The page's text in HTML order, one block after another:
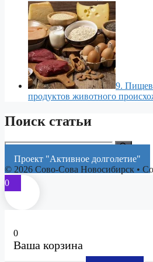
9.
продуктов животного
Поиск статьи
Поиск:
Проект "Активное долголетие"
© 2026 Сово-Сова Новосибирск •
0
0
Ваша корзина